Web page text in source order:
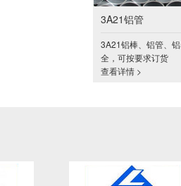
3A21铝管
3A21铝棒、铝管、
全，可按要求订货
查看详情 >